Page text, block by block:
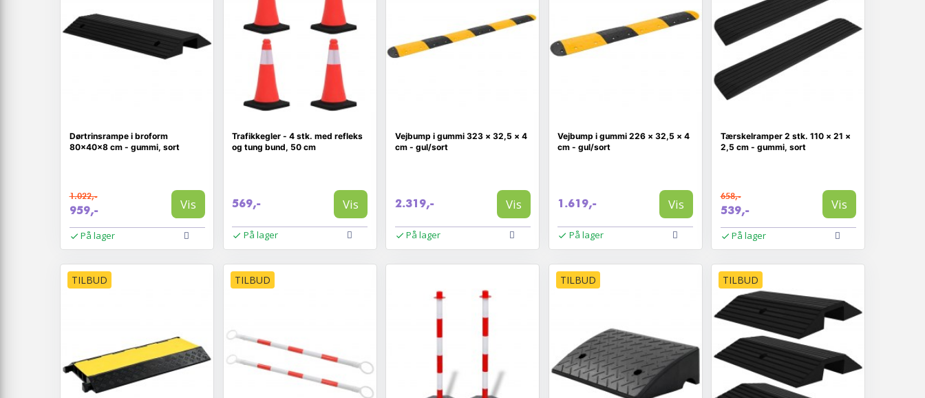
Dørtrinsrampe i broform
80×40×8 cm - gummi, sort
1.022,-
959,- Vis
På lager
Trafikkegler - 4 stk. med refleks
og tung bund, 50 cm
569,- Vis
På lager
Vejbump i gummi 323 × 32,5 × 4
cm - gul/sort
2.319,- Vis
På lager
Vejbump i gummi 226 × 32,5 × 4
cm - gul/sort
1.619,- Vis
På lager
Tærskelramper 2 stk. 110 × 21 ×
2,5 cm - gummi, sort
658,-
539,- Vis
På lager
TILBUD TILBUD TILBUD TILBUD